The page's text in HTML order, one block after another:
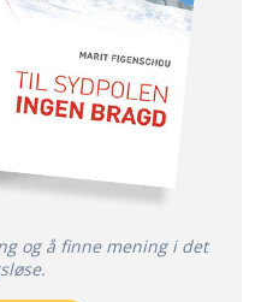
og å finne mening i det